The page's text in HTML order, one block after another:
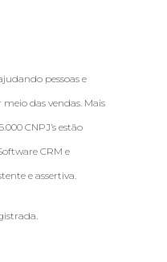
pessoas e
das vendas. Mais
CNPJ’s estão
CRM e
e assertiva.